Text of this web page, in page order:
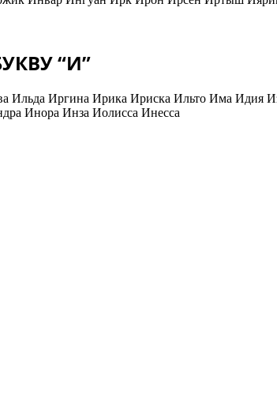
“И”
Иргина Ирика Ириска Ильто Има Идия
Инора Инза Иолисса Инесса